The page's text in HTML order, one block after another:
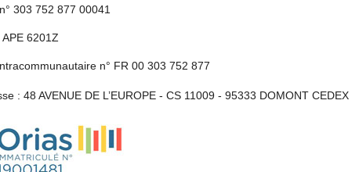
303 752 877 00041
6201Z
n° FR 00 303 752 877
: 48 AVENUE DE L’EUROPE - CS 11009 - 95333 DOMONT CEDEX